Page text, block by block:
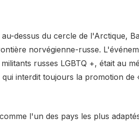
dessus du cercle de l'Arctique,
norvégienne-russe.
russes LGBTQ +, était au
interdit toujours la promotion de
l'un des pays les plus